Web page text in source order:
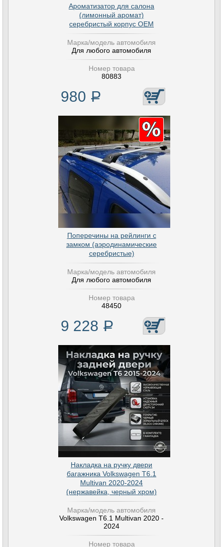
Ароматизатор для салона
(лимонный аромат)
серебристый корпус OEM
Марка/модель автомобиля
Для любого автомобиля
Номер товара
80883
980 Р
Поперечины на рейлинги с
замком (аэродинамические
серебристые)
Марка/модель автомобиля
Для любого автомобиля
Номер товара
48450
9 228 Р
Накладка на ручку двери
багажника Volkswagen T6.1
Multivan 2020-2024
(нержавейка, черный хром)
Марка/модель автомобиля
Volkswagen T6.1 Multivan 2020 -
2024
Номер товара